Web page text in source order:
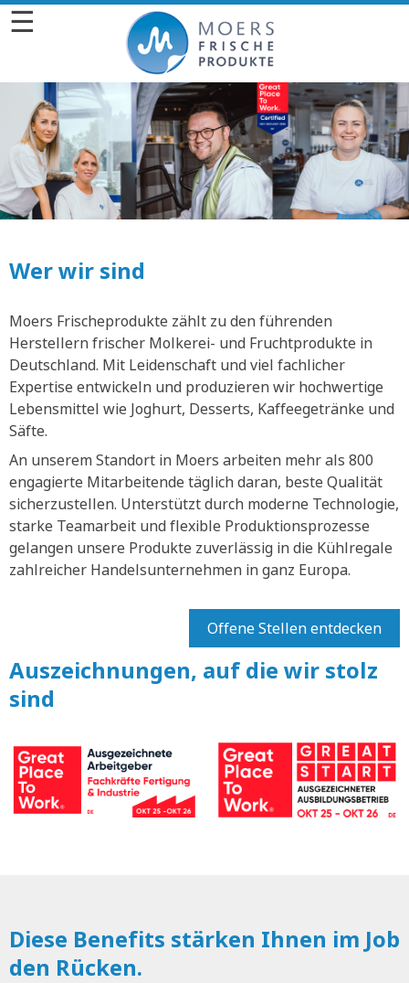
☰
Wer wir sind
Moers Frischeprodukte zählt zu den führenden
Herstellern frischer Molkerei- und Fruchtprodukte in
Deutschland. Mit Leidenschaft und viel fachlicher
Expertise entwickeln und produzieren wir hochwertige
Lebensmittel wie Joghurt, Desserts, Kaffeegetränke und
Säfte.
An unserem Standort in Moers arbeiten mehr als 800
engagierte Mitarbeitende täglich daran, beste Qualität
sicherzustellen. Unterstützt durch moderne Technologie,
starke Teamarbeit und flexible Produktionsprozesse
gelangen unsere Produkte zuverlässig in die Kühlregale
zahlreicher Handelsunternehmen in ganz Europa.
Offene Stellen entdecken
Auszeichnungen, auf die wir stolz
sind
Diese Benefits stärken Ihnen im Job
den Rücken.